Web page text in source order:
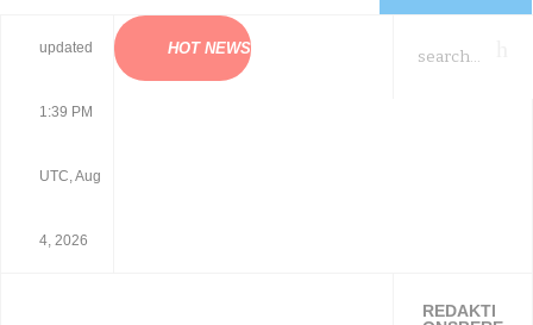
updated
1:39 PM
UTC, Aug
4, 2026
HOT NEWS
REDAKTI